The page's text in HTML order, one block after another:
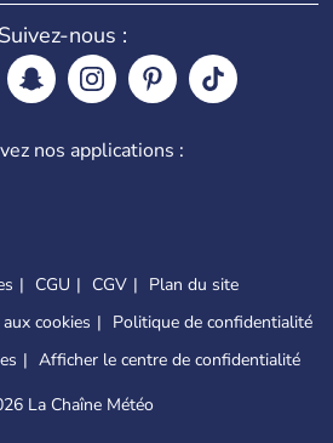
Suivez-nous :
nos applications :
CGU CGV
Plan du site
cookies
Politique de confidentialité
Afficher le centre de confidentialité
La Chaîne Météo